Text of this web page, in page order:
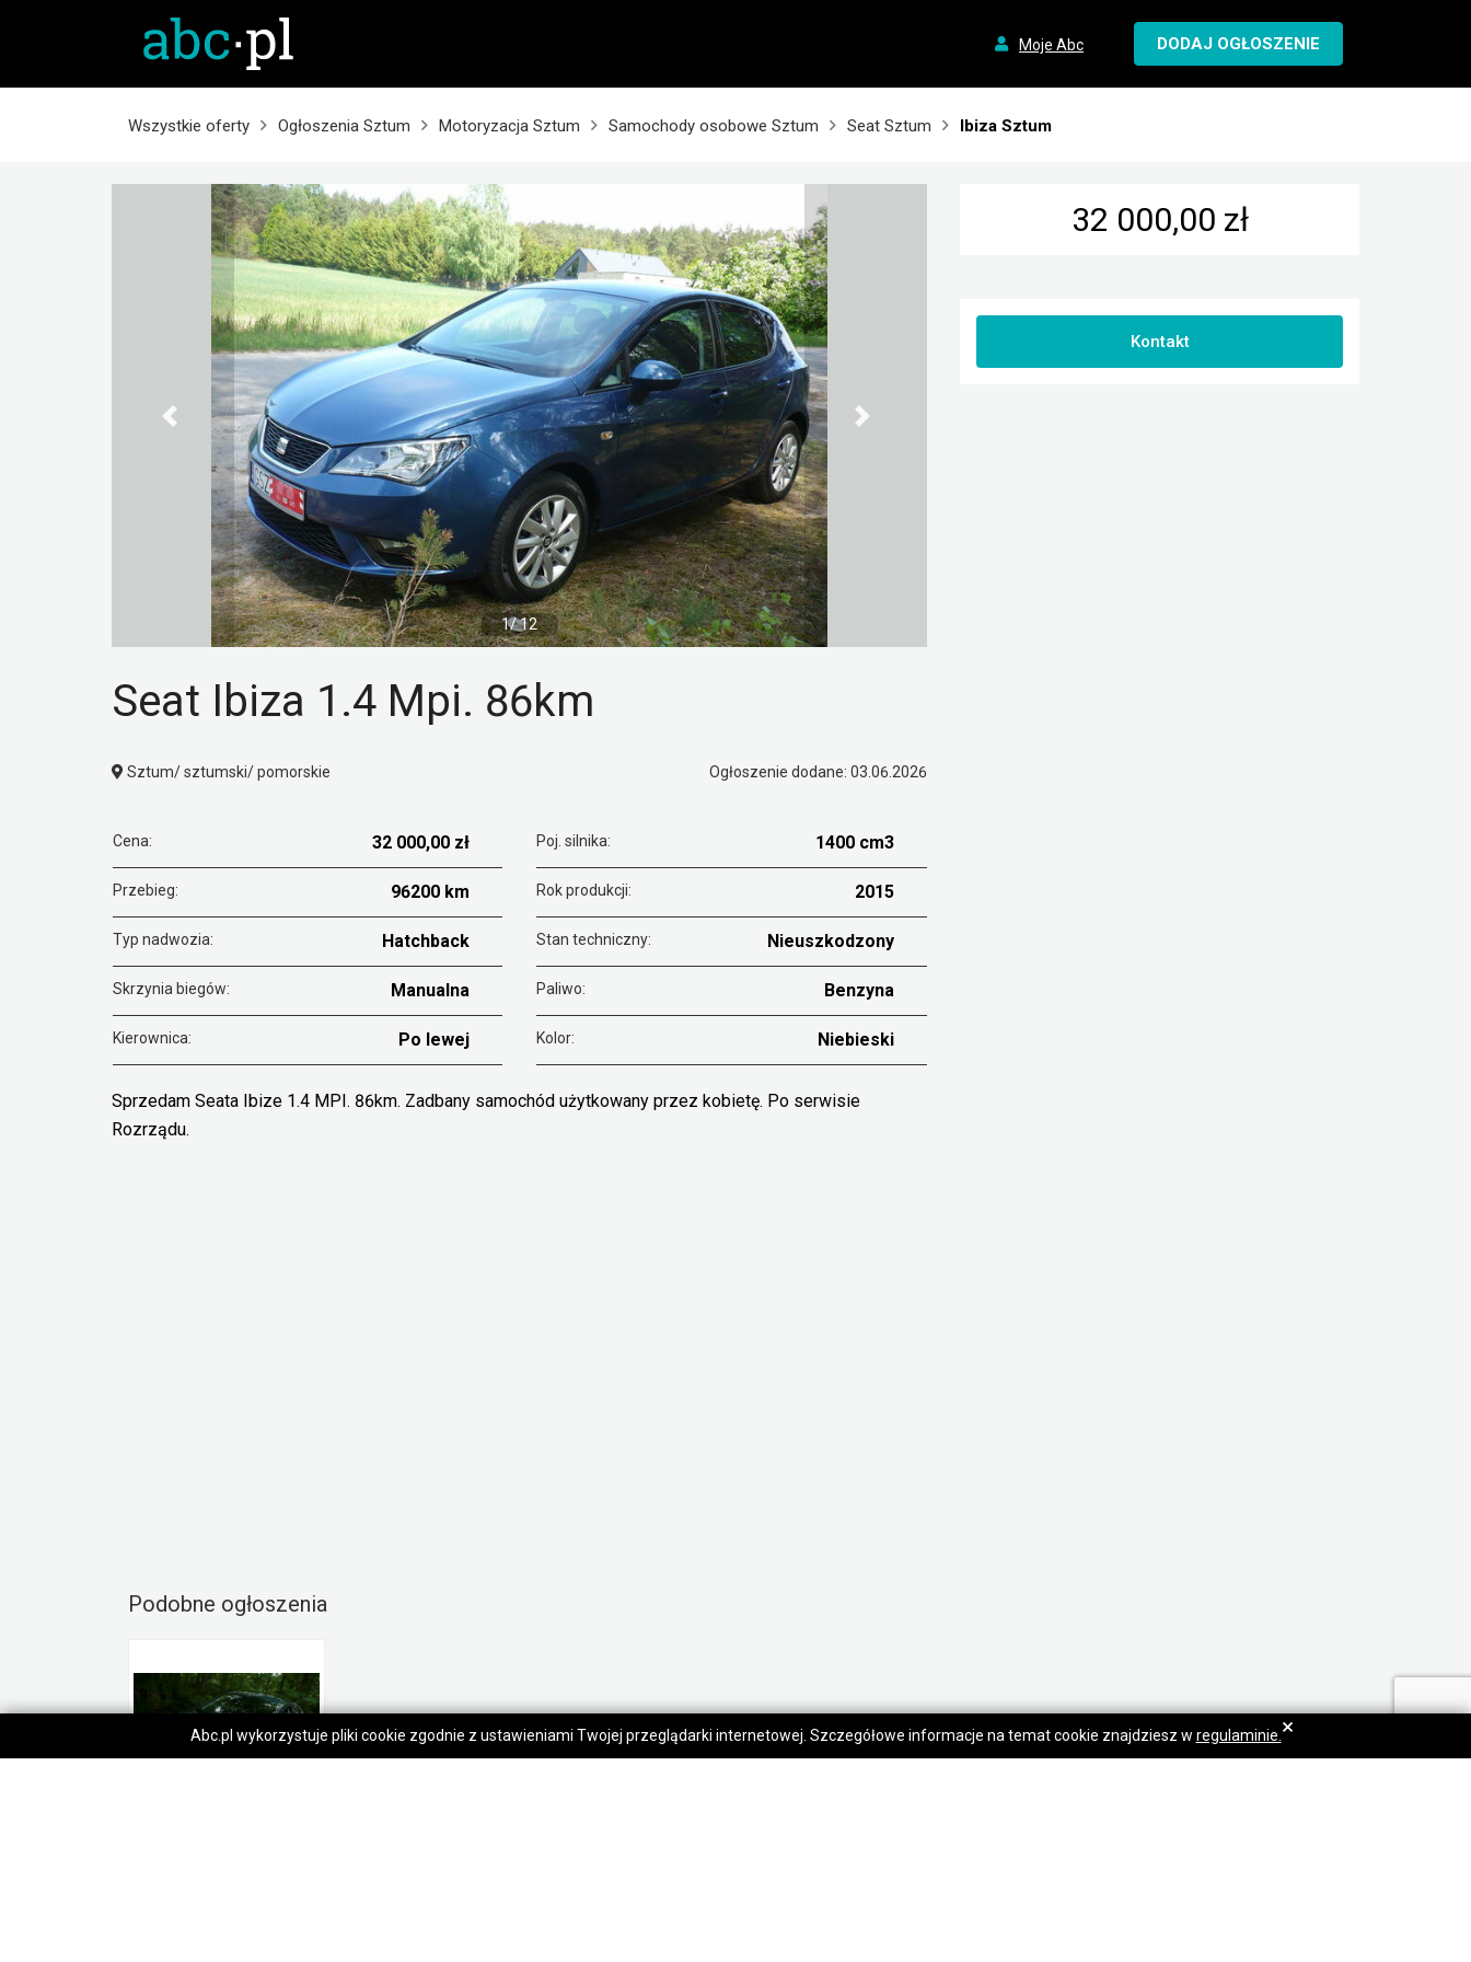
Moje Abc DODAJ OGŁOSZENIE
Wszystkie oferty Ogłoszenia Sztum Motoryzacja Sztum Samochody osobowe Sztum Seat Sztum Ibiza Sztum
1/ 12
Seat Ibiza 1.4 Mpi. 86km
Sztum/ sztumski/ pomorskie Ogłoszenie dodane: 03.06.2026
Cena: 32 000,00 zł Poj. silnika: 1400 cm3
Przebieg: 96200 km Rok produkcji: 2015
Typ nadwozia: Hatchback Stan techniczny: Nieuszkodzony
Skrzynia biegów: Manualna Paliwo: Benzyna
Kierownica: Po lewej Kolor: Niebieski
Sprzedam Seata Ibize 1.4 MPI. 86km. Zadbany samochód użytkowany przez kobietę. Po serwisie
Rozrządu.
32 000,00 zł
Kontakt
Podobne ogłoszenia
Abc.pl wykorzystuje pliki cookie zgodnie z ustawieniami Twojej przeglądarki internetowej. Szczegółowe informacje na temat cookie znajdziesz w regulaminie. ×